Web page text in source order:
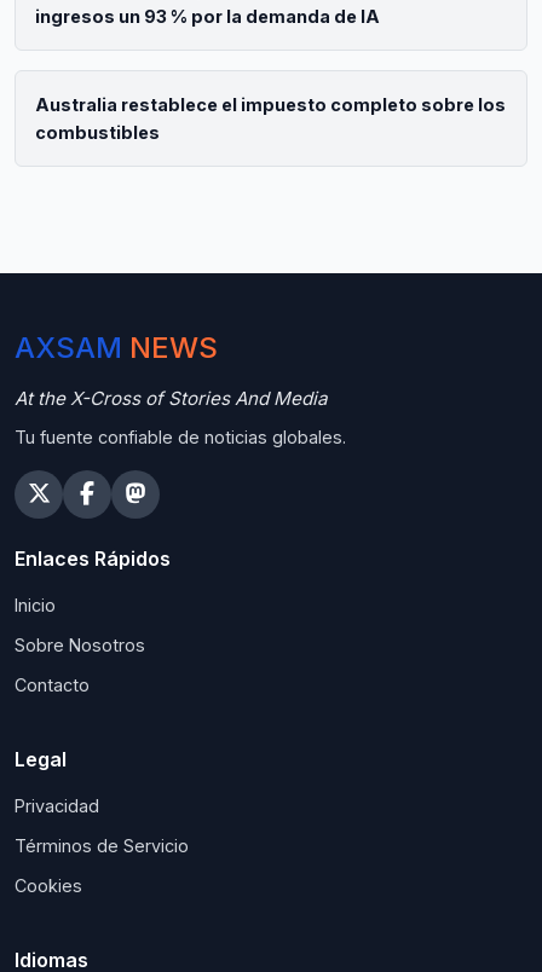
ingresos un 93 % por la demanda de IA
Australia restablece el impuesto completo sobre los
combustibles
AXSAM NEWS
At the X-Cross of Stories And Media
Tu fuente confiable de noticias globales.
Enlaces Rápidos
Inicio
Sobre Nosotros
Contacto
Legal
Privacidad
Términos de Servicio
Cookies
Idiomas